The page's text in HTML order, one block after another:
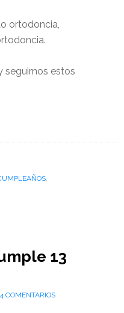
ortodoncia,
seguirnos estos
,
13
4 COMENTARIOS